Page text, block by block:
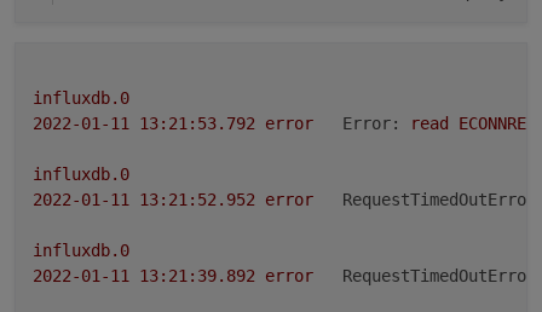
influxdb.0
error Error: read
influxdb.0
error
influxdb.0
error